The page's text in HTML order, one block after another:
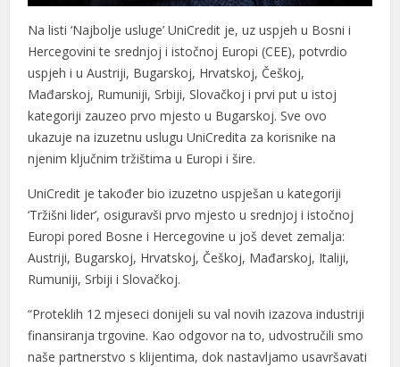
Na listi ‘Najbolje usluge’ UniCredit je, uz uspjeh u Bosni i
Hercegovini te srednjoj i istočnoj Europi (CEE), potvrdio
uspjeh i u Austriji, Bugarskoj, Hrvatskoj, Češkoj,
Mađarskoj, Rumuniji, Srbiji, Slovačkoj i prvi put u istoj
kategoriji zauzeo prvo mjesto u Bugarskoj. Sve ovo
ukazuje na izuzetnu uslugu UniCredita za korisnike na
njenim ključnim tržištima u Europi i šire.
UniCredit je također bio izuzetno uspješan u kategoriji
‘Tržišni lider’, osiguravši prvo mjesto u srednjoj i istočnoj
Europi pored Bosne i Hercegovine u još devet zemalja:
Austriji, Bugarskoj, Hrvatskoj, Češkoj, Mađarskoj, Italiji,
Rumuniji, Srbiji i Slovačkoj.
“Proteklih 12 mjeseci donijeli su val novih izazova industriji
finansiranja trgovine. Kao odgovor na to, udvostručili smo
naše partnerstvo s klijentima, dok nastavljamo usavršavati